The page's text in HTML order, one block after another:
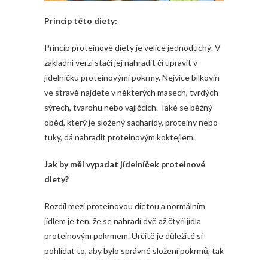
Princip této diety:
Princip proteinové dietyje velice jednoduchý. V
základní verzi stačí jej nahradit či upravit v
jídelníčku proteinovými pokrmy. Nejvíce bílkovin
ve stravě najdete v některých masech, tvrdých
sýrech, tvarohu nebo vajíčcích. Také se běžný
oběd, který je složený sacharidy, proteiny nebo
tuky, dá nahradit proteinovým koktejlem.
Jak by měl vypadat jídelníček proteinové
diety?
Rozdíl mezi proteinovou dietou a normálním
jídlem je ten, že se nahradí dvě až čtyři jídla
proteinovým pokrmem. Určitě je důležité si
pohlídat to, aby bylo správné složení pokrmů, tak